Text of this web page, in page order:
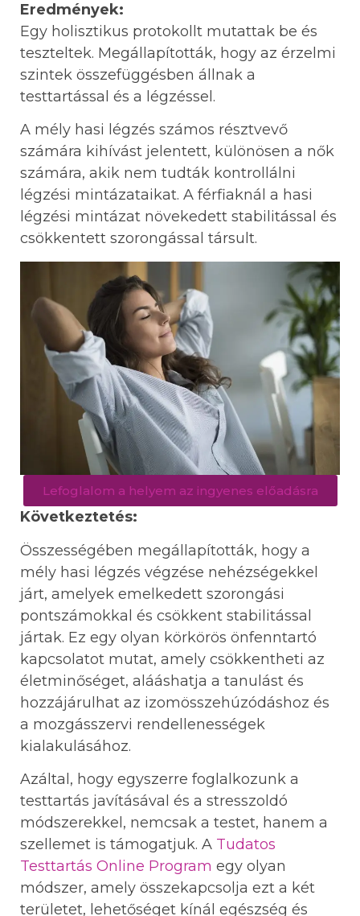
Eredmények:
Egy holisztikus protokollt mutattak be és
teszteltek. Megállapították, hogy az érzelmi
szintek összefüggésben állnak a
testtartással és a légzéssel.
A mély hasi légzés számos résztvevő
számára kihívást jelentett, különösen a nők
számára, akik nem tudták kontrollálni
légzési mintázataikat. A férfiaknál a hasi
légzési mintázat növekedett stabilitással és
csökkentett szorongással társult.
Lefoglalom a helyem az ingyenes előadásra
Következtetés:
Összességében megállapították, hogy a
mély hasi légzés végzése nehézségekkel
járt, amelyek emelkedett szorongási
pontszámokkal és csökkent stabilitással
jártak. Ez egy olyan körkörös önfenntartó
kapcsolatot mutat, amely csökkentheti az
életminőséget, alááshatja a tanulást és
hozzájárulhat az izomösszehúzódáshoz és
a mozgásszervi rendellenességek
kialakulásához.
Azáltal, hogy egyszerre foglalkozunk a
testtartás javításával és a stresszoldó
módszerekkel, nemcsak a testet, hanem a
szellemet is támogatjuk. A Tudatos
Testtartás Online Program egy olyan
módszer, amely összekapcsolja ezt a két
területet, lehetőséget kínál egészség és